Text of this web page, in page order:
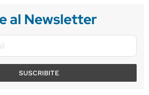
al Newsletter
SUSCRIBITE